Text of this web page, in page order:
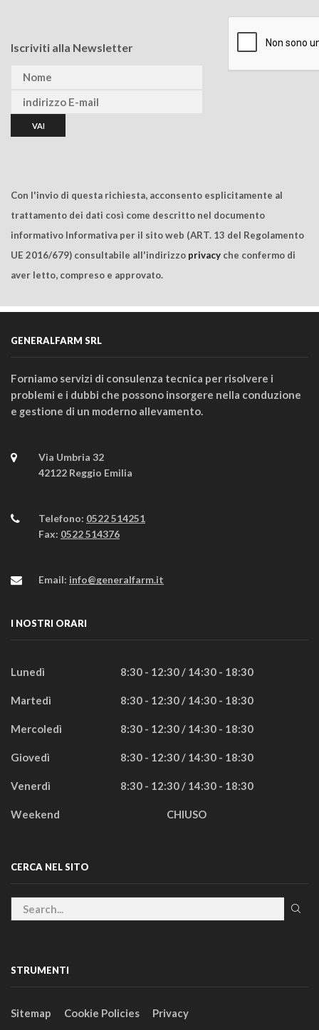
Iscriviti alla Newsletter
Con l'invio di questa richiesta, acconsento esplicitamente al
trattamento dei dati così come descritto nel documento
informativo Informativa per il sito web (ART. 13 del Regolamento
UE 2016/679) consultabile all'indirizzo privacy che confermo di
aver letto, compreso e approvato.
GENERALFARM SRL
Forniamo servizi di consulenza tecnica per risolvere i
problemi e i dubbi che possono insorgere nella conduzione
e gestione di un moderno allevamento.
Via Umbria 32
42122 Reggio Emilia
Telefono: 0522 514251
Fax: 0522 514376
Email: info@generalfarm.it
I NOSTRI ORARI
Lunedì 8:30 - 12:30 / 14:30 - 18:30
Martedì 8:30 - 12:30 / 14:30 - 18:30
Mercoledì 8:30 - 12:30 / 14:30 - 18:30
Giovedì 8:30 - 12:30 / 14:30 - 18:30
Venerdì 8:30 - 12:30 / 14:30 - 18:30
Weekend CHIUSO
CERCA NEL SITO
STRUMENTI
Sitemap Cookie Policies Privacy